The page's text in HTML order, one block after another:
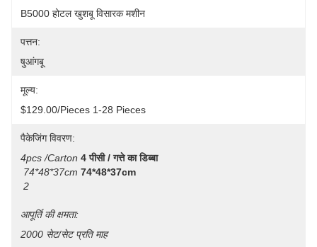
B5000 होटल खुशबू विसारक मशीन
पत्तन:
षुआंगबू
मूल्य:
$129.00/pieces 1-28 Pieces
पैकेजिंग विवरण:
4pcs /carton 4 पीसी / गत्ते का डिब्बा
74*48*37cm 74*48*37cm
2
आपूर्ति की क्षमता:
2000 सेट/सेट प्रति माह